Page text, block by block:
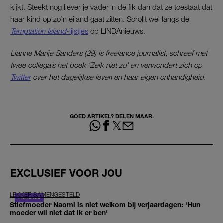
kijkt. Steekt nog liever je vader in de fik dan dat ze toestaat dat
haar kind op zo’n eiland gaat zitten. Scrollt wel langs de
Temptation Island-lijstjes op LINDAnieuws.
Lianne Marije Sanders (29) is freelance journalist, schreef met
twee collega’s het boek ‘Zeik niet zo’ en verwondert zich op
Twitterover het dagelijkse leven en haar eigen onhandigheid.
GOED ARTIKEL? DELEN MAAR.
EXCLUSIEF VOOR JOU
LEKKER SAMENGESTELD
Stiefmoeder Naomi is niet welkom bij verjaardagen: 'Hun
moeder wil niet dat ik er ben'